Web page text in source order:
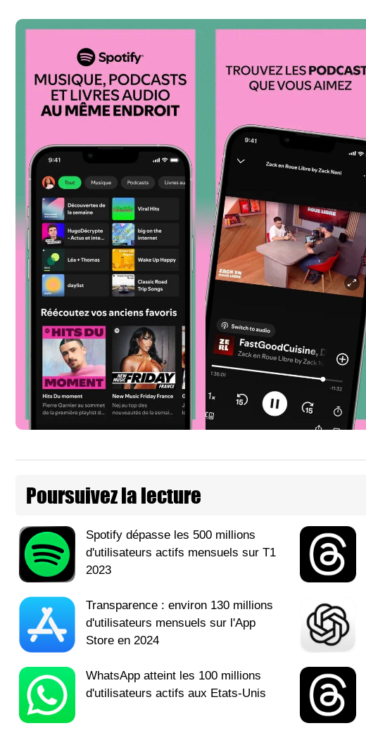
Poursuivez la lecture
Spotify dépasse les 500 millions
d'utilisateurs actifs mensuels sur T1
2023
Transparence : environ 130 millions
d'utilisateurs mensuels sur l'App
Store en 2024
WhatsApp atteint les 100 millions
d'utilisateurs actifs aux Etats-Unis